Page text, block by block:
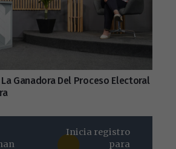
Ganadora Del Proceso Electoral
Inicia registro
para